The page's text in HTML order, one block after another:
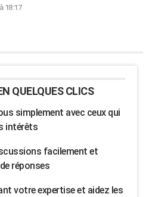
18:17
QUELQUES CLICS
simplement avec ceux qui
intérêts
facilement et
réponses
votre expertise et aidez les